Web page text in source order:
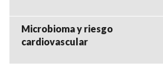
Microbioma y riesgo
cardiovascular